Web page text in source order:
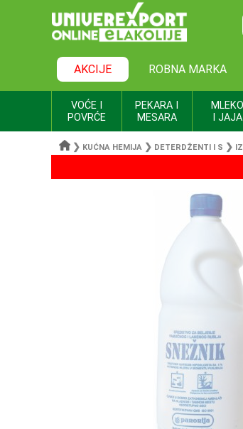
AKCIJE ROBNA MARKA
VOĆE I
POVRĆE
PEKARA I
MESARA
MLEKO
I JAJA
❯ KUĆNA HEMIJA ❯ DETERDŽENTI I S ❯